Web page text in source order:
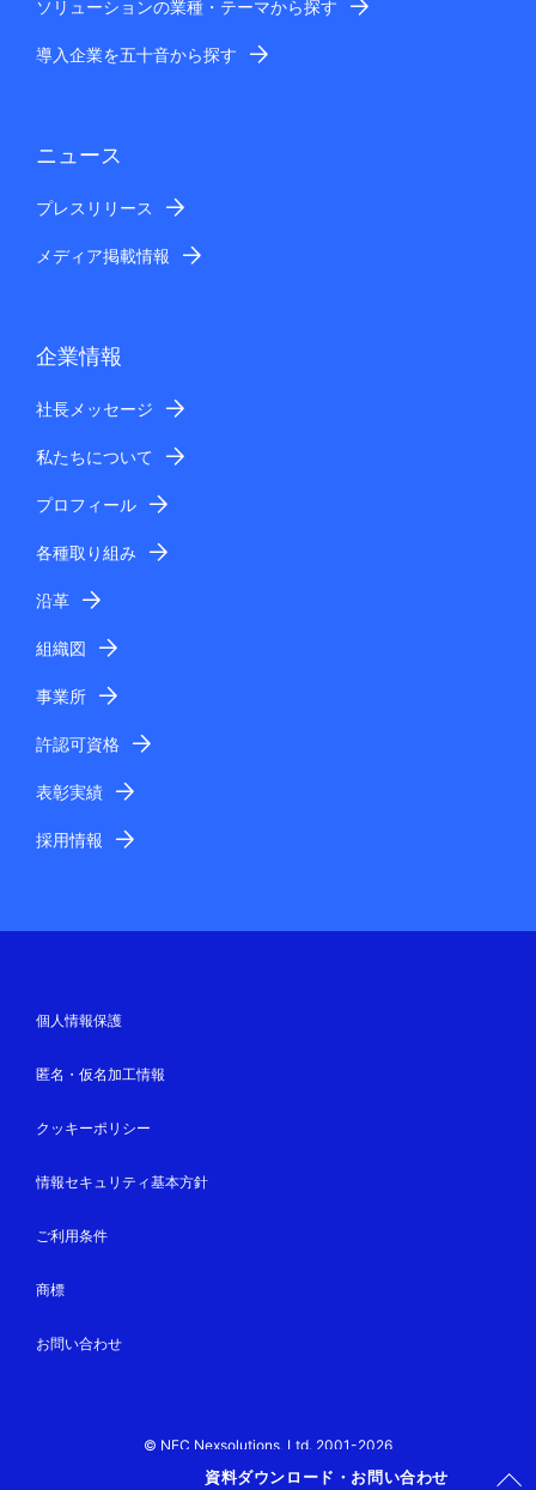
資料ダウンロード・お問い合わせ
ソリューションの業種・テーマから探す
導入企業を五十音から探す
ニュース
プレスリリース
メディア掲載情報
企業情報
社長メッセージ
私たちについて
プロフィール
各種取り組み
沿革
組織図
事業所
許認可資格
表彰実績
採用情報
個人情報保護
匿名・仮名加工情報
クッキーポリシー
情報セキュリティ基本方針
ご利用条件
商標
お問い合わせ
© NEC Nexsolutions, Ltd. 2001-2026